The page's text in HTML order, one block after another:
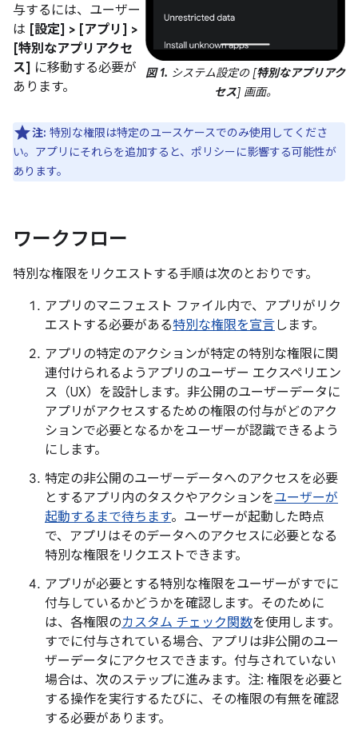
図 1. システム設定の [特別なアプリアク
セス] 画面。
与するには、ユーザー
は [設定] > [アプリ] >
[特別なアプリアクセ
ス] に移動する必要が
あります。
注: 特別な権限は特定のユースケースでのみ使用してくださ
い。アプリにそれらを追加すると、ポリシーに影響する可能性が
あります。
ワークフロー
特別な権限をリクエストする手順は次のとおりです。
アプリのマニフェスト ファイル内で、アプリがリク
エストする必要がある特別な権限を宣言します。
アプリの特定のアクションが特定の特別な権限に関
連付けられるようアプリのユーザー エクスペリエン
ス（UX）を設計します。非公開のユーザーデータに
アプリがアクセスするための権限の付与がどのアク
ションで必要となるかをユーザーが認識できるよう
にします。
特定の非公開のユーザーデータへのアクセスを必要
とするアプリ内のタスクやアクションをユーザーが
起動するまで待ちます。ユーザーが起動した時点
で、アプリはそのデータへのアクセスに必要となる
特別な権限をリクエストできます。
アプリが必要とする特別な権限をユーザーがすでに
付与しているかどうかを確認します。そのために
は、各権限のカスタム チェック関数を使用します。
すでに付与されている場合、アプリは非公開のユー
ザーデータにアクセスできます。付与されていない
場合は、次のステップに進みます。注: 権限を必要と
する操作を実行するたびに、その権限の有無を確認
する必要があります。